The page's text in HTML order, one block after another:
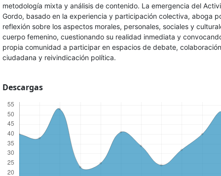
metodología mixta y análisis de contenido. La emergencia del
Gordo, basado en la experiencia y participación colectiva, aboga
reflexión sobre los aspectos morales, personales, sociales y
cuerpo femenino, cuestionando su realidad inmediata y
propia comunidad a participar en espacios de debate, colaboración
ciudadana y reivindicación política.
Descargas